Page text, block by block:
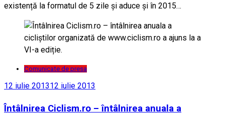
existență la formatul de 5 zile și aduce și în 2015…
Comunicate de presa
12 iulie 201312 iulie 2013
Întâlnirea Ciclism.ro – întâlnirea anuala a